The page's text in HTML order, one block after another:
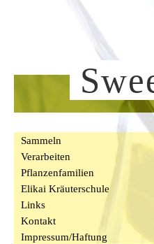
Sammeln
Verarbeiten
Pflanzenfamilien
Elikai Kräuterschule
Links
Kontakt
Impressum/Haftung